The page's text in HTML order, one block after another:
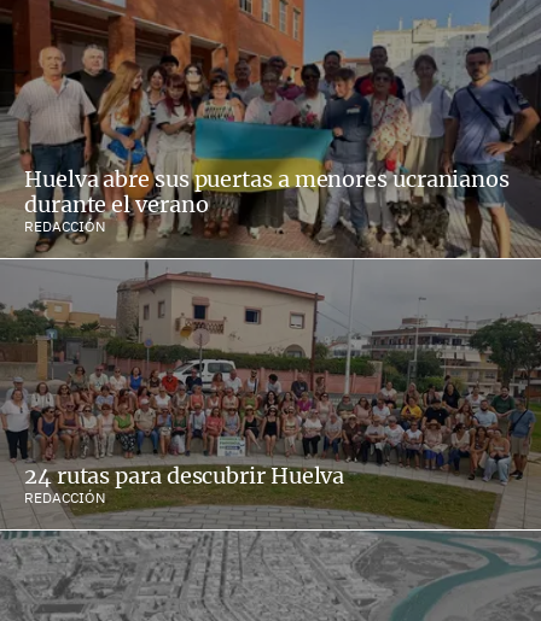
Huelva abre sus puertas a menores ucranianos
durante el verano
REDACCIÓN
24 rutas para descubrir Huelva
REDACCIÓN